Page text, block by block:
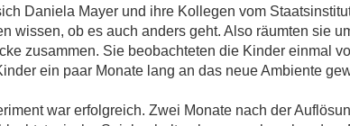
Daniela Mayer und ihre Kollegen vom
wissen, ob es auch anders geht. Also räumten sie
zusammen. Sie beobachteten die Kinder einmal
ein paar Monate lang an das neue Ambiente
war erfolgreich. Zwei Monate nach der